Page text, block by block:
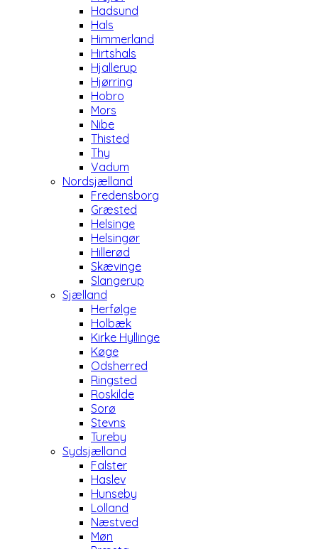
Hadsund
Hals
Himmerland
Hirtshals
Hjallerup
Hjørring
Hobro
Mors
Nibe
Thisted
Thy
Vadum
Nordsjælland
Fredensborg
Græsted
Helsinge
Helsingør
Hillerød
Skævinge
Slangerup
Sjælland
Herfølge
Holbæk
Kirke Hyllinge
Køge
Odsherred
Ringsted
Roskilde
Sorø
Stevns
Tureby
Sydsjælland
Falster
Haslev
Hunseby
Lolland
Næstved
Møn